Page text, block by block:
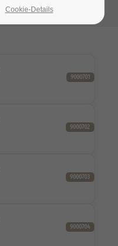
9000701
9000702
9000703
9000704
Cookie-Details